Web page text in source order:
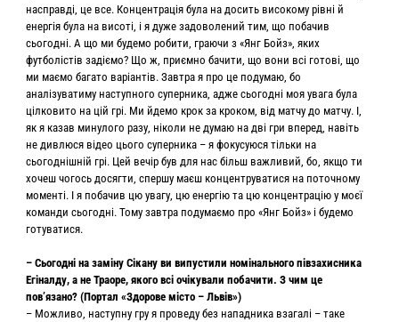
насправді, це все. Концентрація була на досить високому рівні й
енергія була на висоті, і я дуже задоволений тим, що побачив
сьогодні. А що ми будемо робити, граючи з «Янг Бойз», яких
футболістів задіємо? Що ж, приємно бачити, що вони всі готові, що
ми маємо багато варіантів. Завтра я про це подумаю, бо
аналізуватиму наступного суперника, адже сьогодні моя увага була
цілковито на цій грі. Ми йдемо крок за кроком, від матчу до матчу. І,
як я казав минулого разу, ніколи не думаю на дві гри вперед, навіть
не дивлюся відео цього суперника – я фокусуюся тільки на
сьогоднішній грі. Цей вечір був для нас більш важливий, бо, якщо ти
хочеш чогось досягти, спершу маєш концентруватися на поточному
моменті. І я побачив цю увагу, цю енергію та цю концентрацію у моєї
команди сьогодні. Тому завтра подумаємо про «Янг Бойз» і будемо
готуватися.
– Сьогодні на заміну Сікану ви випустили номінального півзахисника
Егіналду, а не Траоре, якого всі очікували побачити. З чим це
повʼязано? (Портал «Здорове місто – Львів»)
– Можливо, наступну гру я проведу без нападника взагалі – таке